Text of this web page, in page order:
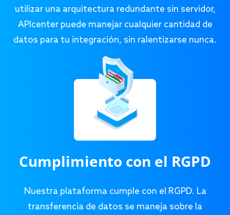
utilizar una arquitectura redundante sin servidor,
APIcenter puede manejar cualquier cantidad de
datos para tu integración, sin ralentizarse nunca.
Cumplimiento con el RGPD
Nuestra plataforma cumple con el RGPD. La
transferencia de datos se maneja sobre la